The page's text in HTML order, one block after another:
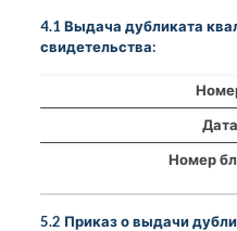
4.1 Выдача дубликата
свидетельства:
Дата
Номер
5.2 Приказ о выдачи